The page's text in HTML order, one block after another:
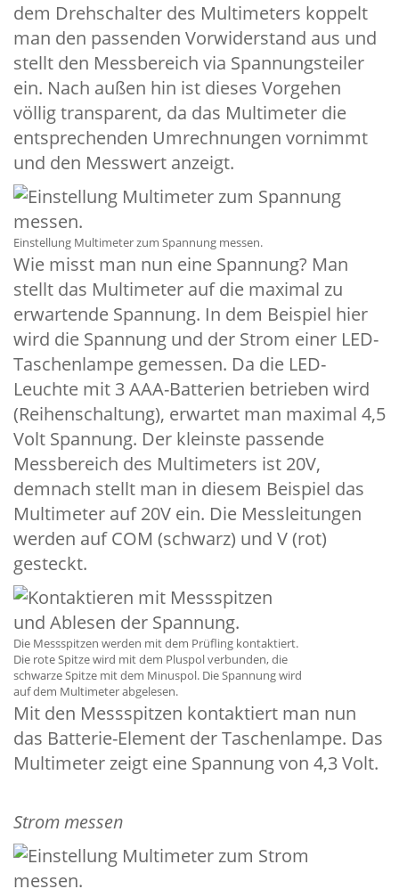
dem Drehschalter des Multimeters koppelt
man den passenden Vorwiderstand aus und
stellt den Messbereich via Spannungsteiler
ein. Nach außen hin ist dieses Vorgehen
völlig transparent, da das Multimeter die
entsprechenden Umrechnungen vornimmt
und den Messwert anzeigt.
Einstellung Multimeter zum Spannung messen.
Wie misst man nun eine Spannung? Man
stellt das Multimeter auf die maximal zu
erwartende Spannung. In dem Beispiel hier
wird die Spannung und der Strom einer LED-
Taschenlampe gemessen. Da die LED-
Leuchte mit 3 AAA-Batterien betrieben wird
(Reihenschaltung), erwartet man maximal 4,5
Volt Spannung. Der kleinste passende
Messbereich des Multimeters ist 20V,
demnach stellt man in diesem Beispiel das
Multimeter auf 20V ein. Die Messleitungen
werden auf COM (schwarz) und V (rot)
gesteckt.
Die Messspitzen werden mit dem Prüfling kontaktiert.
Die rote Spitze wird mit dem Pluspol verbunden, die
schwarze Spitze mit dem Minuspol. Die Spannung wird
auf dem Multimeter abgelesen.
Mit den Messspitzen kontaktiert man nun
das Batterie-Element der Taschenlampe. Das
Multimeter zeigt eine Spannung von 4,3 Volt.
Strom messen